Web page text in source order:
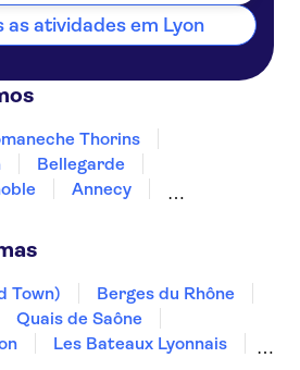
as atividades em Lyon
Thorins
Bellegarde
Annecy
Town)
Berges du Rhône
Quais de Saône
Les Bateaux Lyonnais